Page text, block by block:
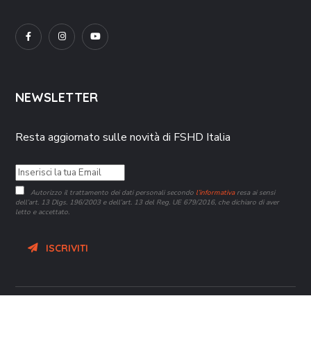
NEWSLETTER
Resta aggiornato sulle novità di FSHD Italia
Autorizzo il trattamento dei dati personali secondo l’informativaresa ai sensi
dell’art. 13 Dlgs. 196/2003 e dell’art. 13 del Reg. UE 679/2016, che dichiaro di aver
letto e accettato.
ISCRIVITI